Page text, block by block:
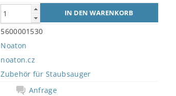
5600001530
Noaton
noaton.cz
Zubehör für Staubsauger
Anfrage